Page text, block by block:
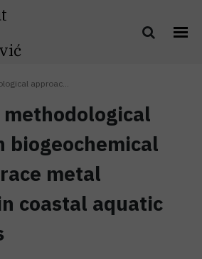
approac...
methodological
biogeochemical
metal
coastal aquatic